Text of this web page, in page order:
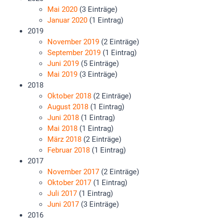
Mai 2020 (3 Einträge)
Januar 2020 (1 Eintrag)
2019
November 2019 (2 Einträge)
September 2019 (1 Eintrag)
Juni 2019 (5 Einträge)
Mai 2019 (3 Einträge)
2018
Oktober 2018 (2 Einträge)
August 2018 (1 Eintrag)
Juni 2018 (1 Eintrag)
Mai 2018 (1 Eintrag)
März 2018 (2 Einträge)
Februar 2018 (1 Eintrag)
2017
November 2017 (2 Einträge)
Oktober 2017 (1 Eintrag)
Juli 2017 (1 Eintrag)
Juni 2017 (3 Einträge)
2016